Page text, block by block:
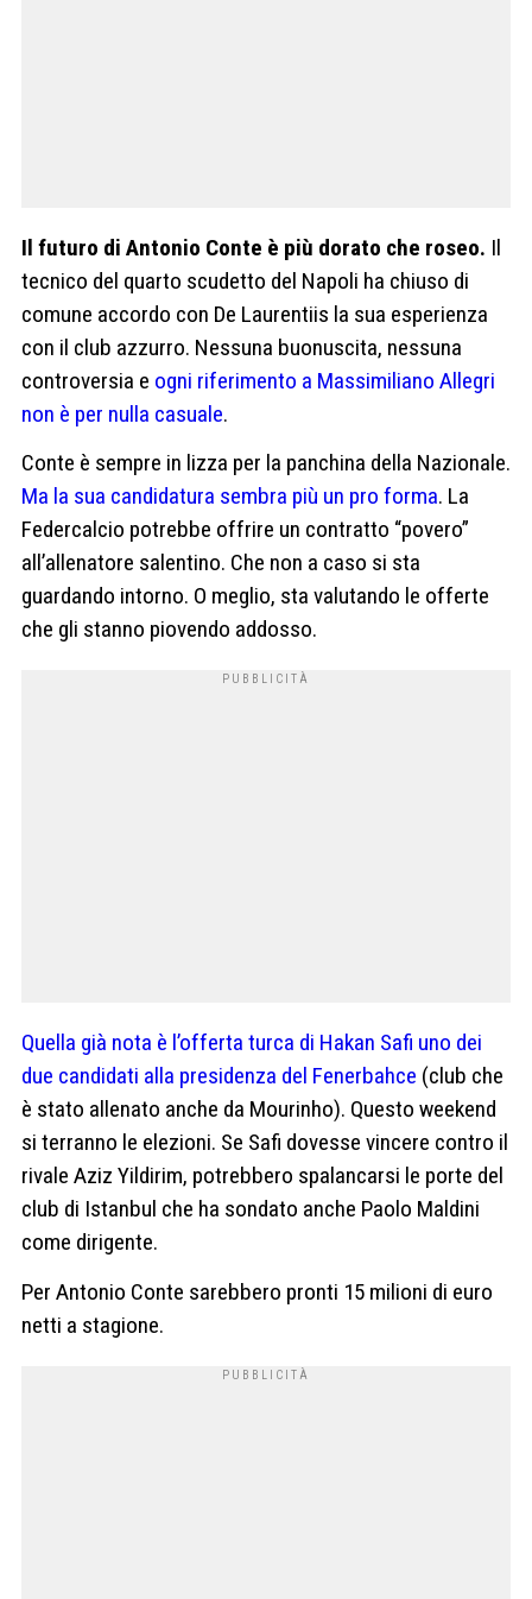
Il futuro di Antonio Conte è più dorato che roseo. Il
tecnico del quarto scudetto del Napoli ha chiuso di
comune accordo con De Laurentiis la sua esperienza
con il club azzurro. Nessuna buonuscita, nessuna
controversia e ogni riferimento a Massimiliano Allegri
non è per nulla casuale.
Conte è sempre in lizza per la panchina della Nazionale.
Ma la sua candidatura sembra più un pro forma. La
Federcalcio potrebbe offrire un contratto “povero”
all’allenatore salentino. Che non a caso si sta
guardando intorno. O meglio, sta valutando le offerte
che gli stanno piovendo addosso.
Quella già nota è l’offerta turca di Hakan Safi uno dei
due candidati alla presidenza del Fenerbahce (club che
è stato allenato anche da Mourinho). Questo weekend
si terranno le elezioni. Se Safi dovesse vincere contro il
rivale Aziz Yildirim, potrebbero spalancarsi le porte del
club di Istanbul che ha sondato anche Paolo Maldini
come dirigente.
Per Antonio Conte sarebbero pronti 15 milioni di euro
netti a stagione.